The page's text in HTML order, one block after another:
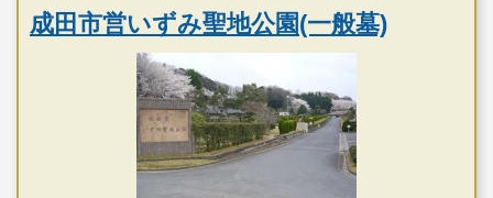
成田市営いずみ聖地公園(一般墓)